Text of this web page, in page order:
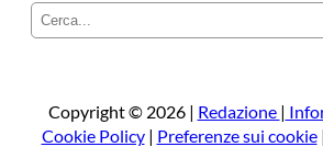
e
a
Copyright © 2026 | Redazione |
Cookie Policy| Preferenze sui cookie|